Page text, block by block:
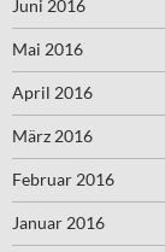
Juni 2016
Mai 2016
April 2016
März 2016
Februar 2016
Januar 2016